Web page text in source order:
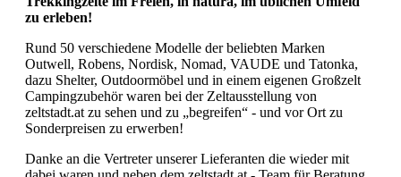
zu erleben!
Rund 50 verschiedene Modelle der beliebten Marken
Outwell, Robens, Nordisk, Nomad, VAUDE und Tatonka,
dazu Shelter, Outdoormöbel und in einem eigenen Großzelt
Campingzubehör waren bei der Zeltausstellung von
zeltstadt.at zu sehen und zu „begreifen“ - und vor Ort zu
Sonderpreisen zu erwerben!
Danke an die Vertreter unserer Lieferanten die wieder mit